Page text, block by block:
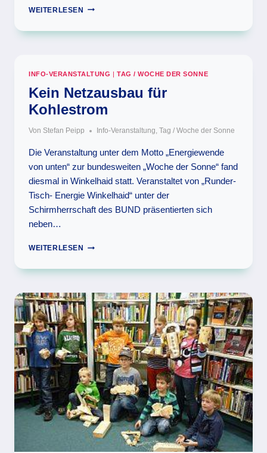
WEITERLESEN SOLAR-
INFO-VERANSTALTUNG |TAG / WOCHE DER SONNE
Kein Netzausbau für
Kohlestrom
Von Stefan Peipp Info-Veranstaltung,Tag / Woche der Sonne
Die Veranstaltung unter dem Motto „Energiewende
von unten“ zur bundesweiten „Woche der Sonne“ fand
diesmal in Winkelhaid statt. Veranstaltet von „Runder-
Tisch- Energie Winkelhaid“ unter der
Schirmherrschaft des BUND präsentierten sich
neben…
WEITERLESEN
KEIN
FÜR